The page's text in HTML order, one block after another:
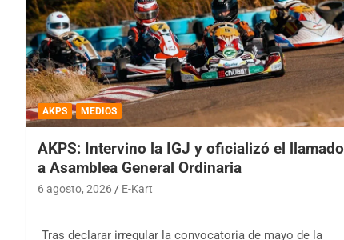
AKPS MEDIOS
AKPS: Intervino la IGJ y oficializó el llamado
a Asamblea General Ordinaria
6 agosto, 2026 E-Kart
Tras declarar irregular la convocatoria de mayo de la